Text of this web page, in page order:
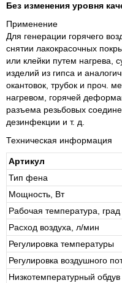
Без изменения уровня
Применение
Для генерации горячего
снятии лакокрасочных
или клейки путем нагрева,
изделий из гипса и
окантовок, трубок и проч.
нагревом, горячей
разъема резьбовых
дезинфекции и т. д.
Техническая информация
Артикул
Тип фена
Мощность, Вт
Рабочая температура, град
Расход воздуха, л/мин
Регулировка температуры
Регулировка воздушного
Низкотемпературный обдув